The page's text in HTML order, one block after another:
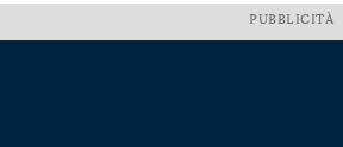
PUBBLICITÀ